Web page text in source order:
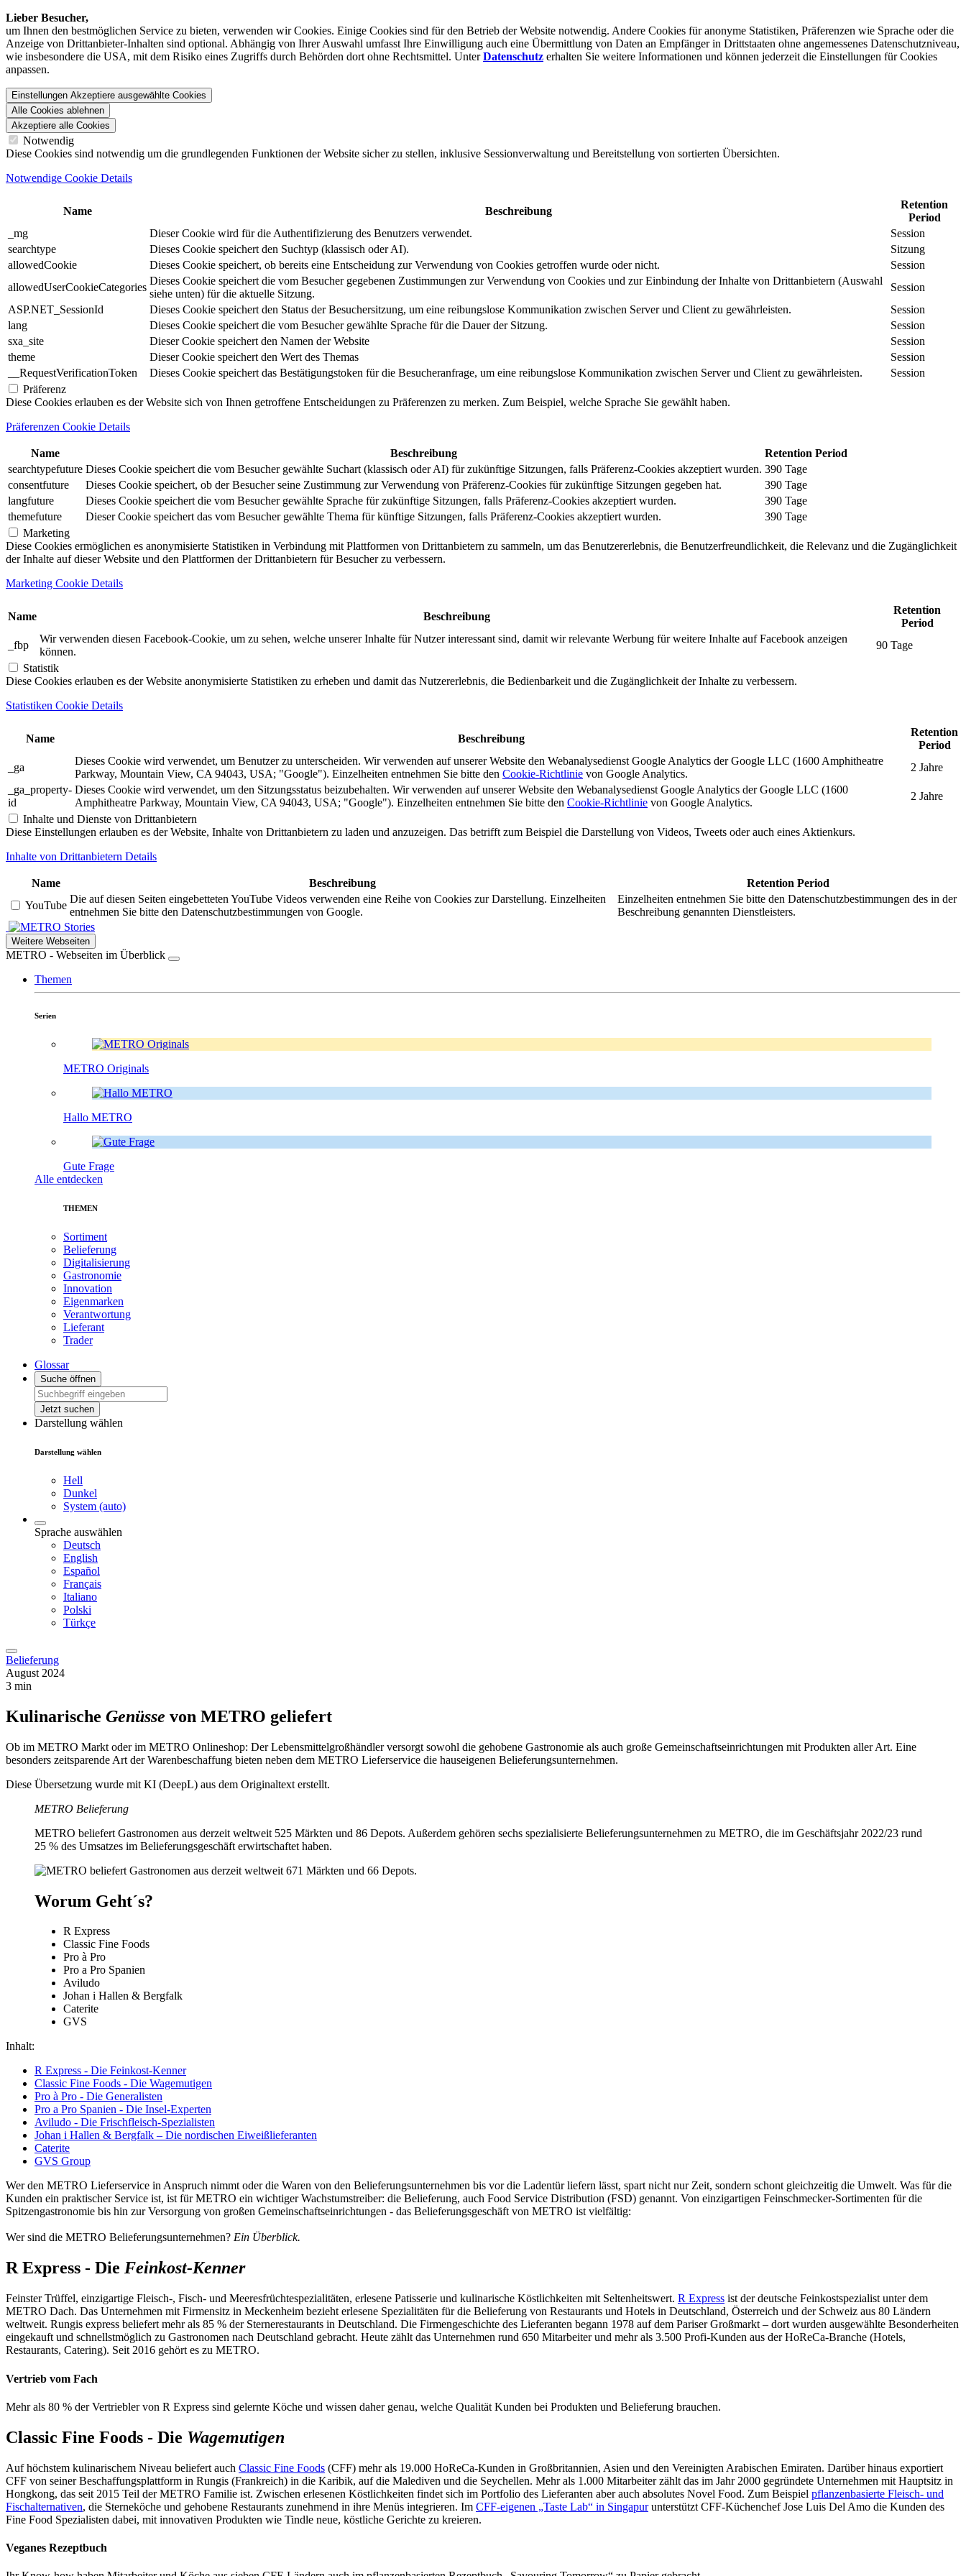
Lieber Besucher,
um Ihnen den best­möglichen Service zu bieten, verwenden wir Cookies. Einige Cookies sind für den Betrieb der Website notwendig. Andere Cookies für anonyme Statistiken, Präferenzen wie Sprache oder die
Anzeige von Dritt­anbieter-Inhalten sind optional. Abhängig von Ihrer Auswahl umfasst Ihre Einwilligung auch eine Übermittlung von Daten an Empfänger in Drittstaaten ohne angemessenes Daten­schutz­niveau,
wie insbesondere die USA, mit dem Risiko eines Zugriffs durch Behörden dort ohne Rechts­mittel. UnterDatenschutz erhalten Sie weitere Informationen und können jederzeit die Einstellungen für Cookies
anpassen.
Einstellungen Akzeptiere ausgewählte Cookies
Alle Cookies ablehnen
Akzeptiere alle Cookies
Notwendig
Diese Cookies sind notwendig um die grundlegenden Funktionen der Website sicher zu stellen, inklusive Sessionverwaltung und Bereitstellung von sortierten Übersichten.
Notwendige Cookie Details
Name Beschreibung
Retention
Period
_mg
Dieser Cookie wird für die Authentifizierung des Benutzers verwendet.
Session
searchtype
Dieses Cookie speichert den Suchtyp (klassisch oder AI).
Sitzung
allowedCookie
Dieses Cookie speichert, ob bereits eine Entscheidung zur Verwendung von Cookies getroffen wurde oder nicht.
Session
allowedUserCookieCategories
Dieses Cookie speichert die vom Besucher gegebenen Zustimmungen zur Verwendung von Cookies und zur Einbindung der Inhalte von Drittanbietern (Auswahl
siehe unten) für die aktuelle Sitzung.
Session
ASP.NET_SessionId
Dieses Cookie speichert den Status der Besuchersitzung, um eine reibungslose Kommunikation zwischen Server und Client zu gewährleisten.
Session
lang
Dieses Cookie speichert die vom Besucher gewählte Sprache für die Dauer der Sitzung.
Session
sxa_site
Dieser Cookie speichert den Namen der Website
Session
theme
Dieser Cookie speichert den Wert des Themas
Session
__RequestVerificationToken
Dieses Cookie speichert das Bestätigungstoken für die Besucheranfrage, um eine reibungslose Kommunikation zwischen Server und Client zu gewährleisten.
Session
Präferenz
Diese Cookies erlauben es der Website sich von Ihnen getroffene Entscheidungen zu Präferenzen zu merken. Zum Beispiel, welche Sprache Sie gewählt haben.
Präferenzen Cookie Details
Name Beschreibung
Retention Period
searchtypefuture Dieses Cookie speichert die vom Besucher gewählte Suchart (klassisch oder AI) für zukünftige Sitzungen, falls Präferenz-Cookies akzeptiert wurden. 390 Tage
consentfuture
Dieses Cookie speichert, ob der Besucher seine Zustimmung zur Verwendung von Präferenz-Cookies für zukünftige Sitzungen gegeben hat.
390 Tage
langfuture
Dieses Cookie speichert die vom Besucher gewählte Sprache für zukünftige Sitzungen, falls Präferenz-Cookies akzeptiert wurden.
390 Tage
themefuture
Dieser Cookie speichert das vom Besucher gewählte Thema für künftige Sitzungen, falls Präferenz-Cookies akzeptiert wurden.
390 Tage
Marketing
Diese Cookies ermöglichen es anonymisierte Statistiken in Verbindung mit Plattformen von Drittanbietern zu sammeln, um das Benutzererlebnis, die Benutzerfreundlichkeit, die Relevanz und die Zugänglichkeit
der Inhalte auf dieser Website und den Plattformen der Drittanbietern für Besucher zu verbessern.
Marketing Cookie Details
Name Beschreibung
Retention
Period
_fbp
Wir verwenden diesen Facebook-Cookie, um zu sehen, welche unserer Inhalte für Nutzer interessant sind, damit wir relevante Werbung für weitere Inhalte auf Facebook anzeigen
können.
90 Tage
Statistik
Diese Cookies erlauben es der Website anonymisierte Statistiken zu erheben und damit das Nutzererlebnis, die Bedienbarkeit und die Zugänglichkeit der Inhalte zu verbessern.
Statistiken Cookie Details
Name Beschreibung
Retention
Period
_ga
Dieses Cookie wird verwendet, um Benutzer zu unterscheiden. Wir verwenden auf unserer Website den Webanalysedienst Google Analytics der Google LLC (1600 Amphitheatre
Parkway, Mountain View, CA 94043, USA; "Google"). Einzelheiten entnehmen Sie bitte den Cookie-Richtlinie von Google Analytics.
2 Jahre
_ga_property-
id
Dieses Cookie wird verwendet, um den Sitzungsstatus beizubehalten. Wir verwenden auf unserer Website den Webanalysedienst Google Analytics der Google LLC (1600
Amphitheatre Parkway, Mountain View, CA 94043, USA; "Google"). Einzelheiten entnehmen Sie bitte den Cookie-Richtlinie von Google Analytics.
2 Jahre
Inhalte und Dienste von Drittanbietern
Diese Einstellungen erlauben es der Website, Inhalte von Drittanbietern zu laden und anzuzeigen. Das betrifft zum Beispiel die Darstellung von Videos, Tweets oder auch eines Aktienkurs.
Inhalte von Drittanbietern Details
Name Beschreibung
Retention Period
YouTube
Die auf diesen Seiten eingebetteten YouTube Videos verwenden eine Reihe von Cookies zur Darstellung. Einzelheiten
entnehmen Sie bitte den Datenschutzbestimmungen von Google.
Einzelheiten entnehmen Sie bitte den Datenschutzbestimmungen des in der
Beschreibung genannten Dienstleisters.
Stories
Weitere Webseiten
METRO - Webseiten im Überblick
Themen
Serien
METRO Originals
Hallo METRO
Gute Frage
Alle entdecken
THEMEN
Sortiment
Belieferung
Digitalisierung
Gastronomie
Innovation
Eigenmarken
Verantwortung
Lieferant
Trader
Glossar
Suche öffnen
Jetzt suchen
Darstellung wählen
Darstellung wählen
Hell
Dunkel
System (auto)
Sprache auswählen
Deutsch
English
Español
Français
Italiano
Polski
Türkçe
Belieferung
August 2024
3 min
Kulinarische Genüsse von METRO geliefert
Ob im METRO Markt oder im METRO Onlineshop: Der Lebensmittelgroßhändler versorgt sowohl die gehobene Gastronomie als auch große Gemeinschaftseinrichtungen mit Produkten aller Art. Eine
besonders zeitsparende Art der Warenbeschaffung bieten neben dem METRO Lieferservice die hauseigenen Belieferungsunternehmen.
Diese Übersetzung wurde mit KI (DeepL) aus dem Originaltext erstellt.
METRO Belieferung
METRO beliefert Gastronomen aus derzeit weltweit 525 Märkten und 86 Depots. Außerdem gehören sechs spezialisierte Belieferungsunternehmen zu METRO, die im Geschäftsjahr 2022/23 rund
25 % des Umsatzes im Belieferungsgeschäft erwirtschaftet haben.
Worum Geht´s?
R Express
Classic Fine Foods
Pro à Pro
Pro a Pro Spanien
Aviludo
Johan i Hallen & Bergfalk
Caterite
GVS
Inhalt:
R Express - Die Feinkost-Kenner
Classic Fine Foods - Die Wagemutigen
Pro à Pro - Die Generalisten
Pro a Pro Spanien - Die Insel-Experten
Aviludo - Die Frischfleisch-Spezialisten
Johan i Hallen & Bergfalk – Die nordischen Eiweißlieferanten
Caterite
GVS Group
Wer den METRO Lieferservice in Anspruch nimmt oder die Waren von den Belieferungsunternehmen bis vor die Ladentür liefern lässt, spart nicht nur Zeit, sondern schont gleichzeitig die Umwelt. Was für die
Kunden ein praktischer Service ist, ist für METRO ein wichtiger Wachstumstreiber: die Belieferung, auch Food Service Distribution (FSD) genannt. Von einzigartigen Feinschmecker-Sortimenten für die
Spitzengastronomie bis hin zur Versorgung von großen Gemeinschaftseinrichtungen - das Belieferungsgeschäft von METRO ist vielfältig:
Wer sind die METRO Belieferungsunternehmen? Ein Überblick.
R Express - Die Feinkost-Kenner
Feinster Trüffel, einzigartige Fleisch-, Fisch- und Meeresfrüchtespezialitäten, erlesene Patisserie und kulinarische Köstlichkeiten mit Seltenheitswert. R Express ist der deutsche Feinkostspezialist unter dem
METRO Dach. Das Unternehmen mit Firmensitz in Meckenheim bezieht erlesene Spezialitäten für die Belieferung von Restaurants und Hotels in Deutschland, Österreich und der Schweiz aus 80 Ländern
weltweit. Rungis express beliefert mehr als 85 % der Sternerestaurants in Deutschland. Die Firmengeschichte des Lieferanten begann 1978 auf dem Pariser Großmarkt – dort wurden ausgewählte Besonderheiten
eingekauft und schnellstmöglich zu Gastronomen nach Deutschland gebracht. Heute zählt das Unternehmen rund 650 Mitarbeiter und mehr als 3.500 Profi-Kunden aus der HoReCa-Branche (Hotels,
Restaurants, Catering). Seit 2016 gehört es zu METRO.
Vertrieb vom Fach
Mehr als 80 % der Vertriebler von R Express sind gelernte Köche und wissen daher genau, welche Qualität Kunden bei Produkten und Belieferung brauchen.
Classic Fine Foods - Die Wagemutigen
Auf höchstem kulinarischem Niveau beliefert auch Classic Fine Foods (CFF) mehr als 19.000 HoReCa-Kunden in Großbritannien, Asien und den Vereinigten Arabischen Emiraten. Darüber hinaus exportiert
CFF von seiner Beschaffungsplattform in Rungis (Frankreich) in die Karibik, auf die Malediven und die Seychellen. Mehr als 1.000 Mitarbeiter zählt das im Jahr 2000 gegründete Unternehmen mit Hauptsitz in
Hongkong, das seit 2015 Teil der METRO Familie ist. Zwischen erlesenen Köstlichkeiten findet sich im Portfolio des Lieferanten aber auch absolutes Novel Food. Zum Beispiel pflanzenbasierte Fleisch- und
Fischalternativen, die Sterneköche und gehobene Restaurants zunehmend in ihre Menüs integrieren. Im CFF-eigenen „Taste Lab“ in Singapurunterstützt CFF-Küchenchef Jose Luis Del Amo die Kunden des
Fine Food Spezialisten dabei, mit innovativen Produkten wie Tindle neue, köstliche Gerichte zu kreieren.
Veganes Rezeptbuch